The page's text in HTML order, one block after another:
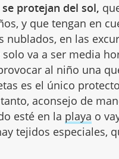
protejan del sol,
y que tengan en
nublados, en las
va a ser media
al niño una
es el único
aconsejo de
esté en la playa o
tejidos especiales,